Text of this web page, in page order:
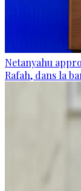
Netanyahu
Rafah, dans la